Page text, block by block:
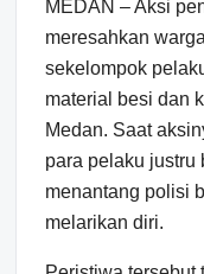
MEDAN – Aksi
meresahkan
sekelompok
material besi dan
Medan. Saat
para pelaku justru
menantang polisi
melarikan diri.